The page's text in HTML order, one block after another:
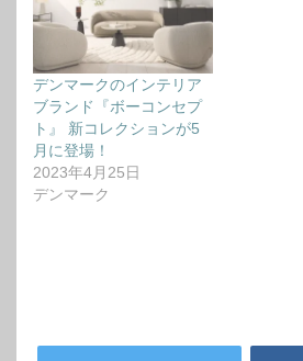
デンマークのインテリア
ブランド『ボーコンセプ
ト』 新コレクションが5
月に登場！
2023年4月25日
デンマーク